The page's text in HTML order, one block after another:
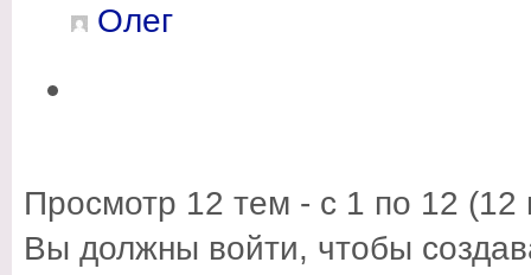
Олег
Просмотр 12 тем - с 1 по 12 (12
Вы должны войти, чтобы